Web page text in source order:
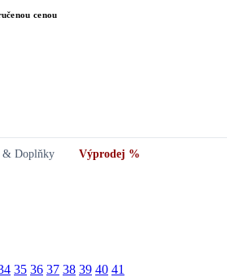
cenou
& Doplňky Výprodej %
35 36 37 38 39 40 41